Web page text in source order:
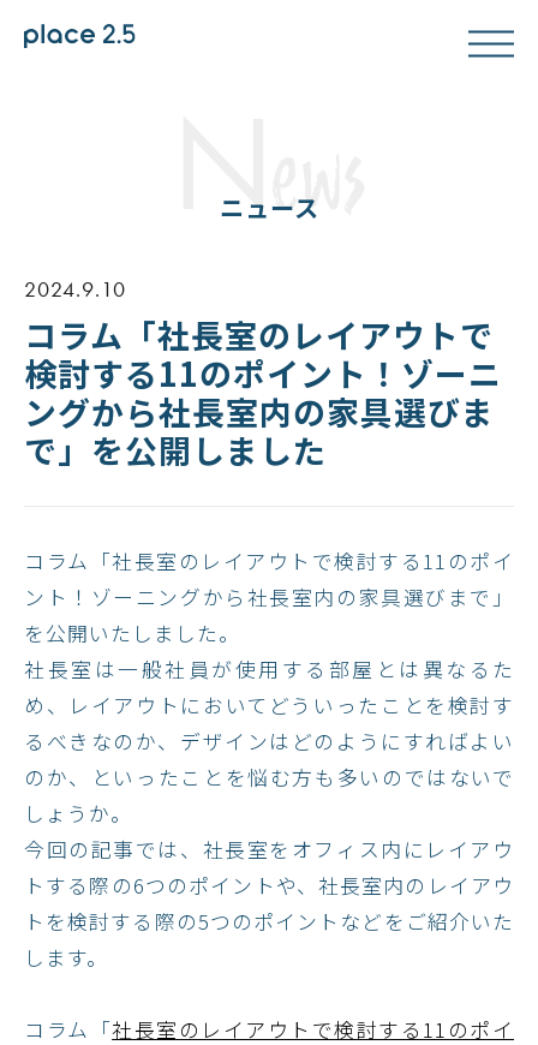
News
ニュース
2024.9.10
コラム「社長室のレイアウトで
検討する11のポイント！ゾーニ
ングから社長室内の家具選びま
で」を公開しました
コラム「社長室のレイアウトで検討する11のポイ
ント！ゾーニングから社長室内の家具選びまで」
を公開いたしました。​
社長室は一般社員が使用する部屋とは異なるた
め、レイアウトにおいてどういったことを検討す
るべきなのか、デザインはどのようにすればよい
のか、といったことを悩む方も多いのではないで
しょうか。
今回の記事では、社長室をオフィス内にレイアウ
トする際の6つのポイントや、社長室内のレイアウ
トを検討する際の5つのポイントなどをご紹介いた
します。​
コラム「社長室のレイアウトで検討する11のポイ